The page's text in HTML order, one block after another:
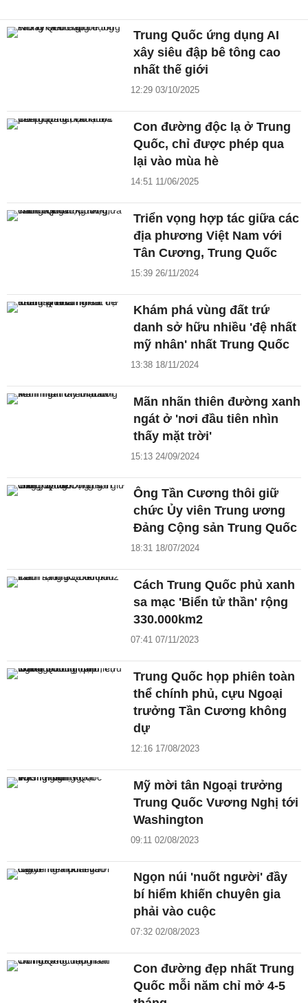
Trung Quốc ứng dụng AI
xây siêu đập bê tông cao
nhất thế giới
12:29 03/10/2025
Con đường độc lạ ở Trung
Quốc, chỉ được phép qua
lại vào mùa hè
14:51 11/06/2025
Triển vọng hợp tác giữa các
địa phương Việt Nam với
Tân Cương, Trung Quốc
15:39 26/11/2024
Khám phá vùng đất trứ
danh sở hữu nhiều 'đệ nhất
mỹ nhân' nhất Trung Quốc
13:38 18/11/2024
Mãn nhãn thiên đường xanh
ngát ở 'nơi đầu tiên nhìn
thấy mặt trời'
15:13 24/09/2024
Ông Tần Cương thôi giữ
chức Ủy viên Trung ương
Đảng Cộng sản Trung Quốc
18:31 18/07/2024
Cách Trung Quốc phủ xanh
sa mạc 'Biển tử thần' rộng
330.000km2
07:41 07/11/2023
Trung Quốc họp phiên toàn
thể chính phủ, cựu Ngoại
trưởng Tần Cương không
dự
12:16 17/08/2023
Mỹ mời tân Ngoại trưởng
Trung Quốc Vương Nghị tới
Washington
09:11 02/08/2023
Ngọn núi 'nuốt người' đầy
bí hiểm khiến chuyên gia
phải vào cuộc
07:32 02/08/2023
Con đường đẹp nhất Trung
Quốc mỗi năm chỉ mở 4-5